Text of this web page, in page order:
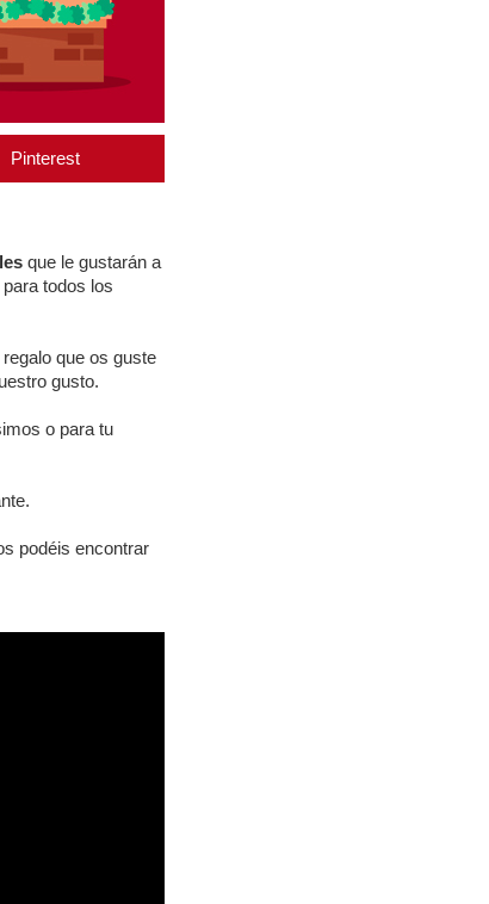
Pinterest
que le gustarán a
todos los
que os guste
gusto.
o para tu
podéis encontrar